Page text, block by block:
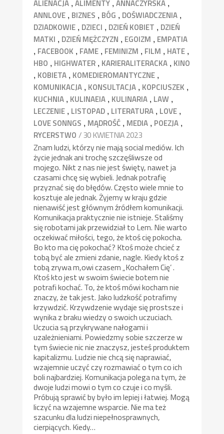
ALIENACJA ,ALIMENTY ,ANNACZYRSKA ,
ANNLOVE , BIZNES , BÓG , DOŚWIADCZENIA ,
DZIADKOWIE , DZIECI , DZIEŃ KOBIET , DZIEŃ
MATKI , DZIEŃ MĘŻCZYZN , EGOIZM , EMPATIA
, FACEBOOK , FAME , FEMINIZM , FILM , HATE ,
HBO , HIGHWATER , KARIERALITERACKA , KINO
, KOBIETA , KOMEDIEROMANTYCZNE ,
KOMUNIKACJA , KONSULTACJA , KOPCIUSZEK ,
KUCHNIA , KULINAEIA , KULINARIA , LAW ,
LECZENIE , LISTOPAD , LITERATURA , LOVE ,
LOVE SONNGS , MĄDROŚĆ , MEDIA , POEZJA ,
RYCERSTWO / 30 KWIETNIA 2023
Znam ludzi, którzy nie mają social mediów. Ich
życie jednak ani trochę szczęśliwsze od
mojego. Nikt z nas nie jest święty, nawet ja
czasami chcę się wybieli. Jednak potrafię
przyznać się do błędów. Często wiele mnie to
kosztuje ale jednak. Żyjemy w kraju gdzie
nienawiść jest głównym źródłem komunikacji.
Komunikacja praktycznie nie istnieje. Staliśmy
się robotami jak przewidział to Lem. Nie warto
oczekiwać miłości, tego, że ktoś cię pokocha.
Bo kto ma cię pokochać? Ktoś może chcieć z
tobą być ale zmieni zdanie, nagle. Kiedy ktoś z
tobą zrywa m,owi czasem „Kochałem Cię’ .
Ktoś kto jest w swoim świecie botem nie
potrafi kochać. To, że ktoś mówi kocham nie
znaczy, że tak jest. Jako ludzkość potrafimy
krzywdzić. Krzywdzenie wydaje się prostsze i
wynika z braku wiedzy o swoich uczuciach.
Uczucia są przykrywane nałogami i
uzależnieniami. Powiedzmy sobie szczerze w
tym świecie nic nie znaczysz, jesteś produktem
kapitalizmu. Ludzie nie chcą się naprawiać,
wzajemnie uczyć czy rozmawiać o tym co ich
boli najbardziej. Komunikacja polega na tym, że
dwoje ludzi mowi o tym co czuje i co myśli.
Próbują sprawić by było im lepiej i łatwiej. Mogą
liczyć na wzajemne wsparcie. Nie ma też
szacunku dla ludzi niepełnosprawnych,
cierpiących. Kiedy…